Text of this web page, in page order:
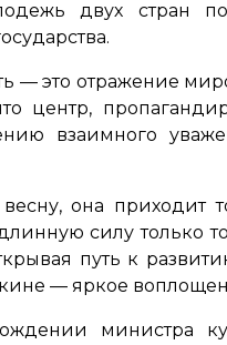
двух стран
— это отражение
центр,
взаимного
она приходит
силу только
путь к
— яркое
министра